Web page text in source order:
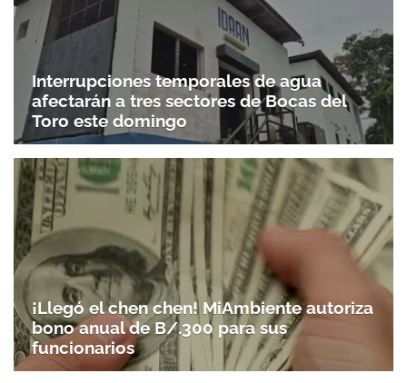
Interrupciones temporales de agua
afectarán a tres sectores de Bocas del
Toro este domingo
¡Llegó el chen chen! MiAmbiente autoriza
bono anual de B/.300 para sus
funcionarios